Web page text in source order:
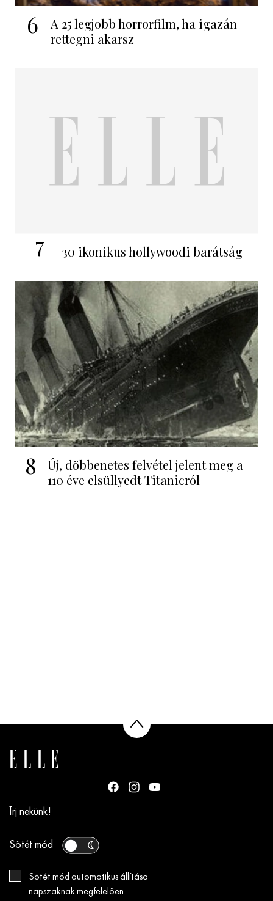
6
A 25 legjobb horrorfilm, ha igazán
rettegni akarsz
7 30 ikonikus hollywoodi barátság
8
Új, döbbenetes felvétel jelent meg a
110 éve elsüllyedt Titanicról
Írj nekünk!
Sötét mód
Sötét mód automatikus állítása
napszaknak megfelelően